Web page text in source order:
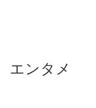
エンタメ